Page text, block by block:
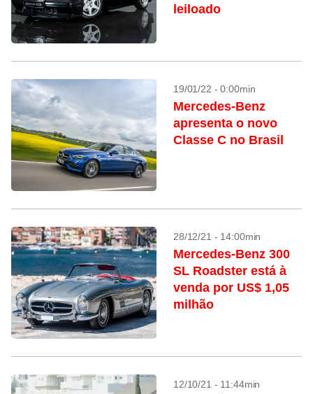
leiloado
19/01/22 - 0:00min
Mercedes-Benz
apresenta o novo
Classe C no Brasil
28/12/21 - 14:00min
Mercedes-Benz 300
SL Roadster está à
venda por US$ 1,05
milhão
12/10/21 - 11:44min